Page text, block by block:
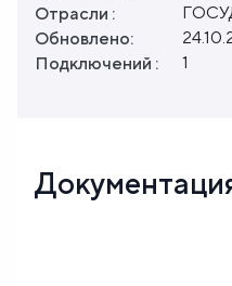
Отрасли :
Обновлено:
Подключений :
1